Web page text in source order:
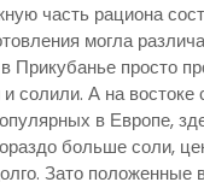
часть рациона
могла
Прикубанье просто
и солили. А на
в Европе,
больше соли,
Зато